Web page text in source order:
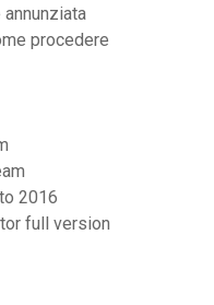
procedere
2016
full version